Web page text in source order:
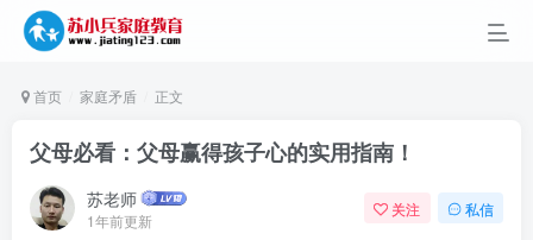
首页 家庭矛盾 正文
父母必看：父母赢得孩子心的实用指南！
苏老师
1年前更新
关注 私信